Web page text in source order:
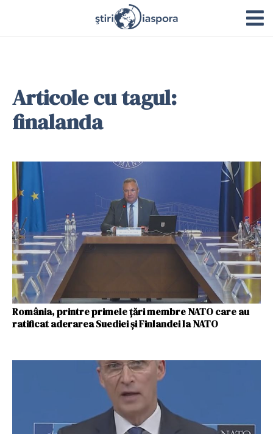
Articole cu tagul:
finalanda
România, printre primele ţări membre NATO care au
ratificat aderarea Suediei şi Finlandei la NATO